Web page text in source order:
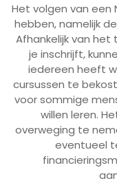
Het volgen van een
hebben, namelijk
Afhankelijk van het
je inschrijft,
iedereen heeft
cursussen te
voor sommige
willen leren.
overweging te
eventueel